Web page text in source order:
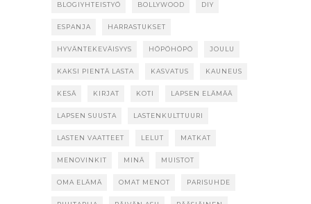
BLOGIYHTEISTYÖ BOLLYWOOD DIY
ESPANJA HARRASTUKSET
HYVÄNTEKEVÄISYYS HÖPÖHÖPÖ JOULU
KAKSI PIENTÄ LASTA KASVATUS KAUNEUS
KESÄ KIRJAT KOTI LAPSEN ELÄMÄÄ
LAPSEN SUUSTA LASTENKULTTUURI
LASTEN VAATTEET LELUT MATKAT
MENOVINKIT MINÄ MUISTOT
OMA ELÄMÄ OMAT MENOT PARISUHDE